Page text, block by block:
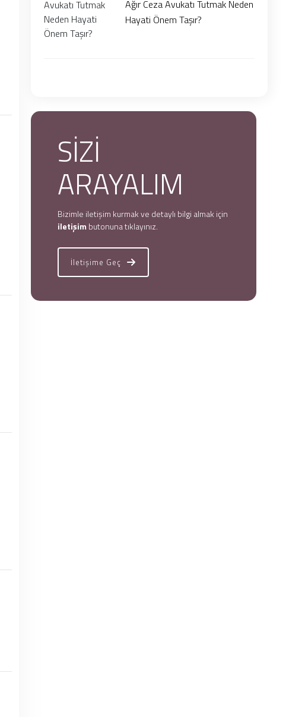
Ağır Ceza Avukatı Tutmak Neden
Hayati Önem Taşır?
SİZİ
ARAYALIM
Bizimle iletişim kurmak ve detaylı bilgi almak için
iletişim butonuna tıklayınız.
İletişime Geç